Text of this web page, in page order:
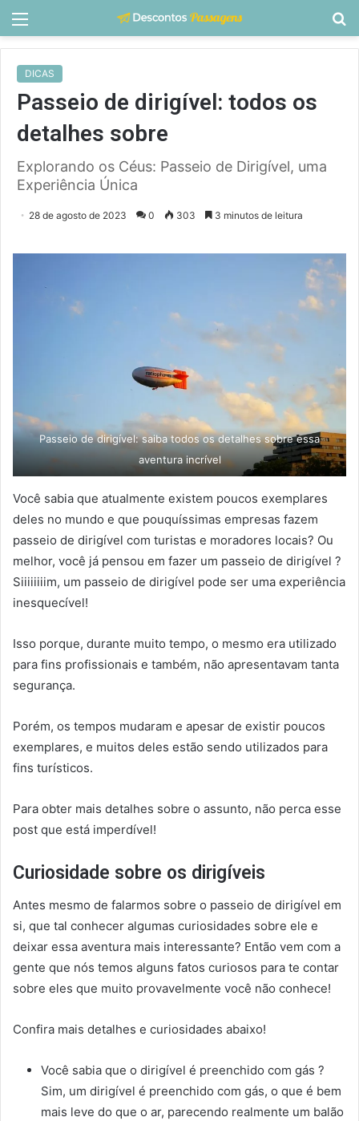
Menu
DICAS
Passeio de dirigível: todos os
detalhes sobre
Explorando os Céus: Passeio de Dirigível, uma
Experiência Única
28 de agosto de 2023 0 303 3 minutos de leitura
Passeio de dirigível: saiba todos os detalhes sobre essa
aventura incrível
Você sabia que atualmente existem poucos exemplares
deles no mundo e que pouquíssimas empresas fazem
passeio de dirigível com turistas e moradores locais? Ou
melhor, você já pensou em fazer um passeio de dirigível ?
Siiiiiiiim, um passeio de dirigível pode ser uma experiência
inesquecível!
Isso porque, durante muito tempo, o mesmo era utilizado
para fins profissionais e também, não apresentavam tanta
segurança.
Porém, os tempos mudaram e apesar de existir poucos
exemplares, e muitos deles estão sendo utilizados para
fins turísticos.
Para obter mais detalhes sobre o assunto, não perca esse
post que está imperdível!
Curiosidade sobre os dirigíveis
Antes mesmo de falarmos sobre o passeio de dirigível em
si, que tal conhecer algumas curiosidades sobre ele e
deixar essa aventura mais interessante? Então vem com a
gente que nós temos alguns fatos curiosos para te contar
sobre eles que muito provavelmente você não conhece!
Confira mais detalhes e curiosidades abaixo!
Você sabia que o dirigível é preenchido com gás ?
Sim, um dirigível é preenchido com gás, o que é bem
mais leve do que o ar, parecendo realmente um balão